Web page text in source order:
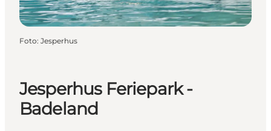
Jesperhus Feriepark -
Badeland
Foto: Jesperhus